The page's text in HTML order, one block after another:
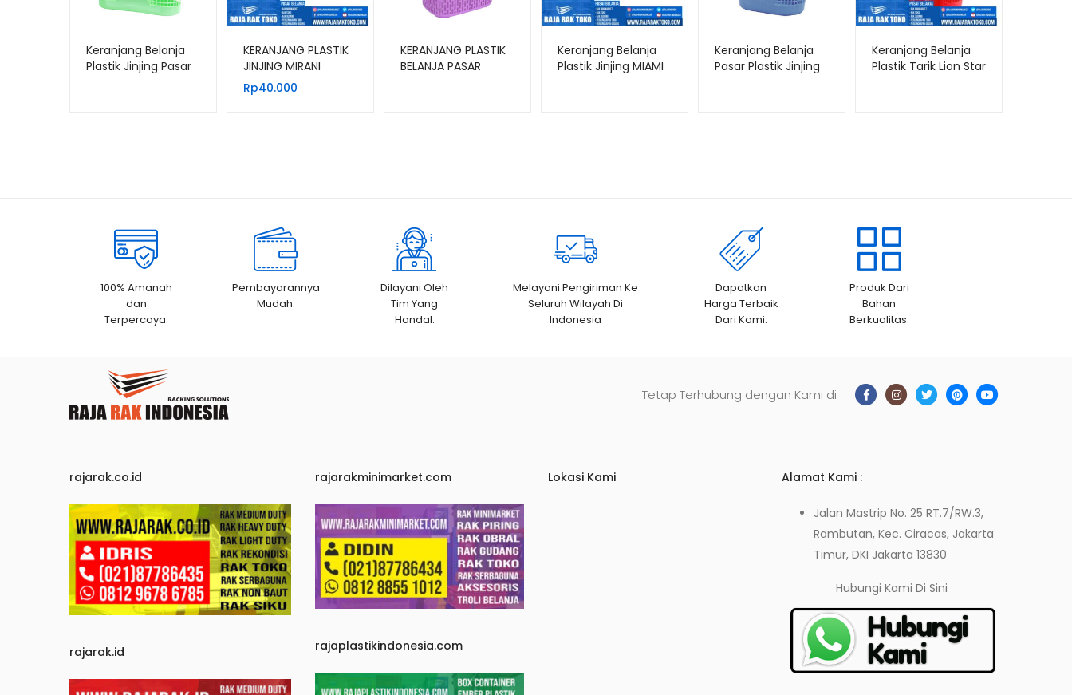
Keranjang Belanja
Plastik Jinjing Pasar
KERANJANG PLASTIK
JINJING MIRANI
Rp40.000
KERANJANG PLASTIK
BELANJA PASAR
Keranjang Belanja
Plastik Jinjing MIAMI
Keranjang Belanja
Pasar Plastik Jinjing
Keranjang Belanja
Plastik Tarik Lion Star
100% Amanah
dan
Terpercaya.
Pembayarannya
Mudah.
Dilayani Oleh
Tim Yang
Handal.
Melayani Pengiriman Ke
Seluruh Wilayah Di
Indonesia
Dapatkan
Harga Terbaik
Dari Kami.
Produk Dari
Bahan
Berkualitas.
Tetap Terhubung dengan Kami di
rajarak.co.id
rajarak.id
rajarakminimarket.com
rajaplastikindonesia.com
Lokasi Kami Alamat Kami :
Jalan Mastrip No. 25 RT.7/RW.3,
Rambutan, Kec. Ciracas, Jakarta
Timur, DKI Jakarta 13830
Hubungi KamiDi Sini